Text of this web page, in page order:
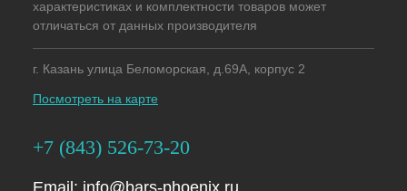
характеристиках и комплектности товаров может
отличаться от данных производителя
г. Казань улица Беломорская, д.69А, корпус 2
Посмотреть на карте
+7 (843) 526-73-20
Email: info@bars-phoenix.ru